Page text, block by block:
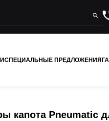

СПЕЦИАЛЬНЫЕ ПРЕДЛОЖЕНИЯ
капота Pneumatic